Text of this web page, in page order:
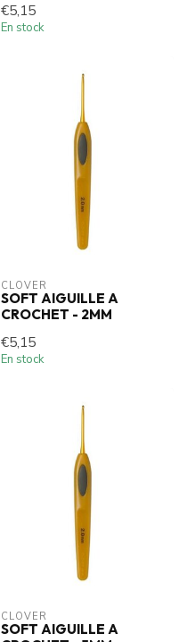
€5,15
En stock
CLOVER
SOFT AIGUILLE A
CROCHET - 2MM
€5,15
En stock
CLOVER
SOFT AIGUILLE A